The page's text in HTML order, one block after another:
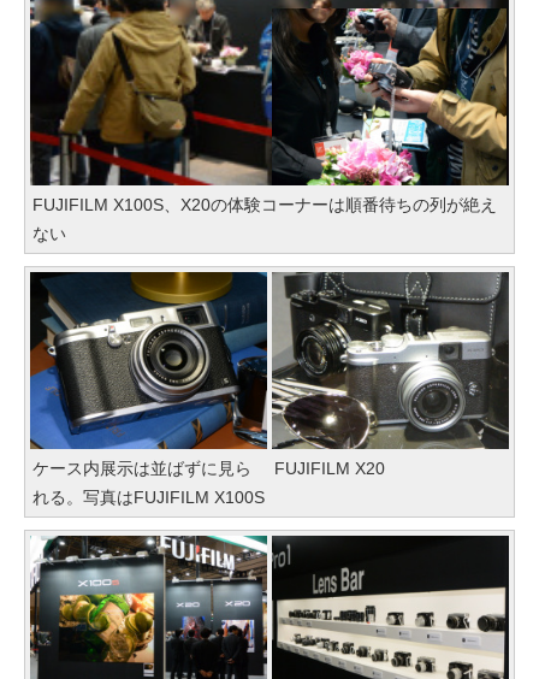
FUJIFILM X100S、X20の体験コーナーは順番待ちの列が絶え
ない
ケース内展示は並ばずに見ら
れる。写真はFUJIFILM X100S
FUJIFILM X20